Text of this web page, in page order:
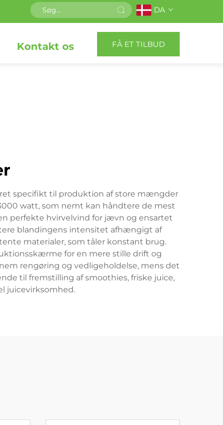
DA
Kontakt os FÅ ET TILBUD
specifikt til produktion af store mængder
watt, som nemt kan håndtere de mest
perfekte hvirvelvind for jævn og ensartet
blandingens intensitet afhængigt af
materialer, som tåler konstant brug.
for en mere stille drift og
rengøring og vedligeholdelse, mens det
til fremstilling af smoothies, friske juice,
juicevirksomhed.